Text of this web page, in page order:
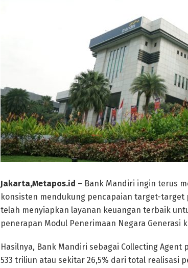
Jakarta,Metapos.id – Bank Mandiri ingin terus
konsisten mendukung pencapaian target-
telah menyiapkan layanan keuangan terbaik
penerapan Modul Penerimaan Negara Generasi
Hasilnya, Bank Mandiri sebagai Collecting
533 triliun atau sekitar 26,5% dari total realisasi